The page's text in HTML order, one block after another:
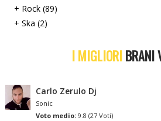
+ Rock (89)
+ Ska (2)
I MIGLIORIBRANI
Carlo Zerulo Dj
Sonic
Voto medio:9.8 (27 Voti)